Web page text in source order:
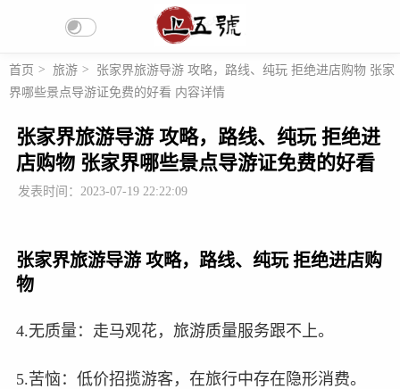
首页 > 旅游 >
张家界旅游导游 攻略，路线、纯玩 拒绝进店购物 张家
界哪些景点导游证免费的好看 内容详情
张家界旅游导游 攻略，路线、纯玩 拒绝进
店购物 张家界哪些景点导游证免费的好看
发表时间：2023-07-19 22:22:09
张家界旅游导游 攻略，路线、纯玩 拒绝进店购
物
4.无质量：走马观花，旅游质量服务跟不上。
5.苦恼：低价招揽游客，在旅行中存在隐形消费。